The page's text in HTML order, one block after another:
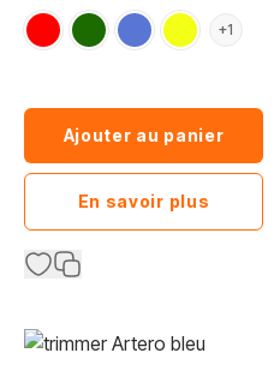
Tailles, Toilettage Précis
rougevert foncé
bleu jaune +1
Ajouter au panier
En savoir plus